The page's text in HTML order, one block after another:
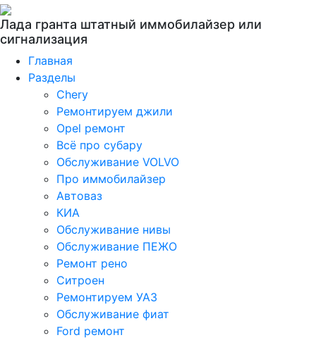
Лада гранта штатный иммобилайзер или
сигнализация
Главная
Разделы
Chery
Ремонтируем джили
Opel ремонт
Всё про субару
Обслуживание VOLVO
Про иммобилайзер
Автоваз
КИА
Обслуживание нивы
Обслуживание ПЕЖО
Ремонт рено
Ситроен
Ремонтируем УАЗ
Обслуживание фиат
Ford ремонт